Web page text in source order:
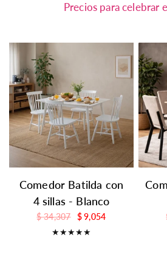
Precios para celebrar
Comedor Batilda con
4 sillas - Blanco
$ 34,307 $ 9,054